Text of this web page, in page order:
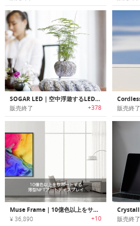
SOGAR LED｜空中浮遊するLED付きマグネット盆栽サスペンション
販売終了 +378 販売終了
Muse Frame｜10億色以上をサポートする薄型NFTアートディスプレイ「ミューズフレーム」
¥ 36,890 +10 販売終了